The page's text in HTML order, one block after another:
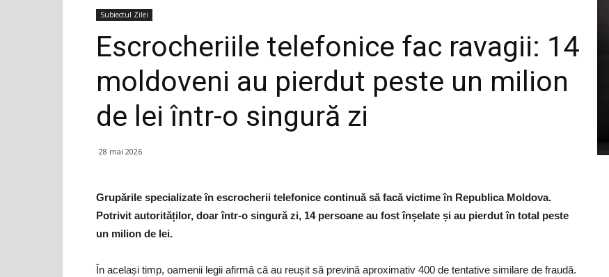
Subiectul Zilei
Escrocheriile telefonice fac ravagii: 14
moldoveni au pierdut peste un milion
de lei într-o singură zi
28 mai 2026
Grupările specializate în escrocherii telefonice continuă să facă victime în Republica Moldova.
Potrivit autorităților, doar într-o singură zi, 14 persoane au fost înșelate și au pierdut în total peste
un milion de lei.
În același timp, oamenii legii afirmă că au reușit să prevină aproximativ 400 de tentative similare de fraudă.